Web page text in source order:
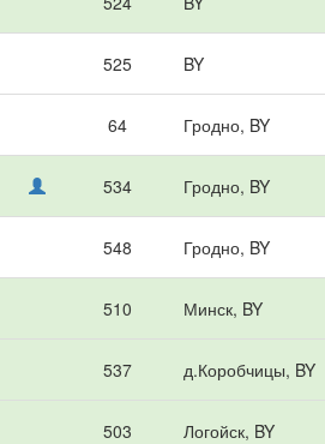
525 BY
64 Гродно, BY
534 Гродно, BY
548 Гродно, BY
510 Минск, BY
537 д.Коробчицы, BY
503 Логойск, BY